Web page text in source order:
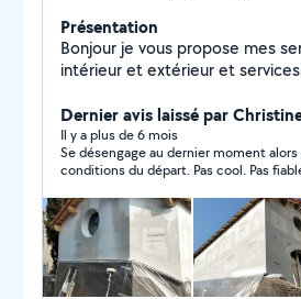
Présentation
Bonjour je vous propose mes
intérieur et extérieur et
Dernier avis laissé par
Il y a plus de 6 mois
Se désengage au dernier moment
conditions du départ. Pas cool. Pas